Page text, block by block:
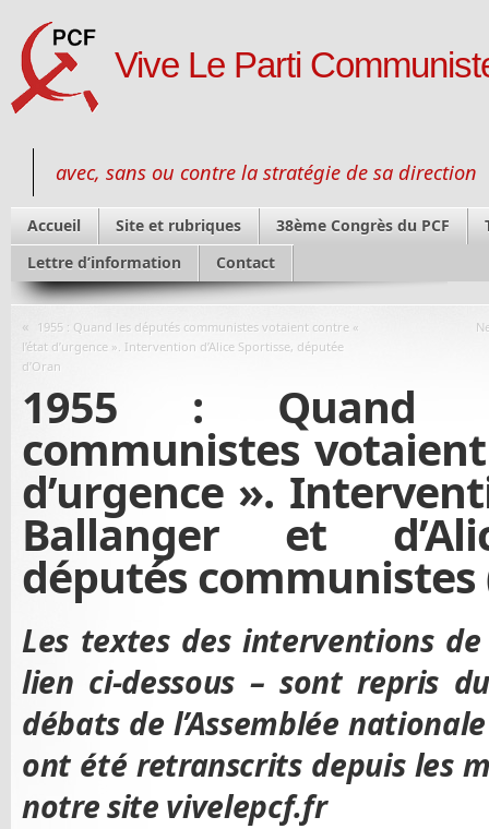
Vive Le Parti
avec, sans ou contre la stratégie de sa direction
Accueil Site et rubriques 38ème Congrès du PCF
Lettre d’information
Contact
« 1955 : Quand les députés communistes votaient contre «
l’état d’urgence ». Intervention d’Alice Sportisse, députée
d’Oran
1955 : Quand
communistes
d’urgence ».
Ballanger et
députés communistes
Les textes des interventions
lien ci-dessous – sont repris
débats de l’Assemblée
ont été retranscrits depuis les
notre site vivelepcf.fr